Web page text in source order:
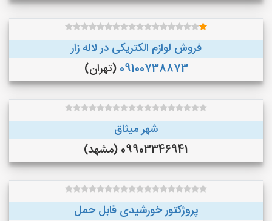
فروش لوازم الکتریکی در لاله زار
09100738873 (تهران)
شهر میثاق
09903346941 (مشهد)
پروژکتور خورشیدی قابل حمل